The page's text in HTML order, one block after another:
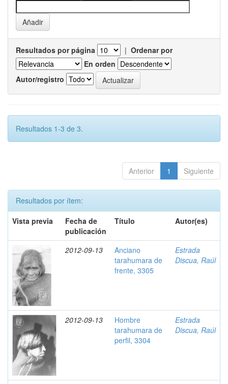
Resultados por página | Ordenar por
En orden
Autor/registro
Resultados 1-3 de 3.
Anterior 1 Siguiente
Resultados por ítem:
Vista previa
Fecha de
publicación
Título Autor(es)
2012-09-13
Anciano
tarahumara de
frente, 3305
Estrada
Discua, Raúl
2012-09-13
Hombre
tarahumara de
perfil, 3304
Estrada
Discua, Raúl